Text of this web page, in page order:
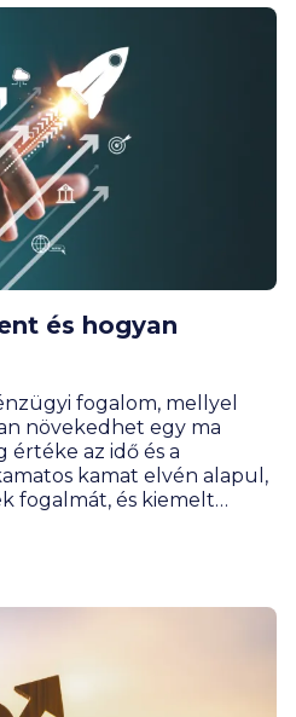
és hogyan
fogalom, mellyel
növekedhet egy ma
az idő és a
kamat elvén alapul,
fogalmát, és kiemelt